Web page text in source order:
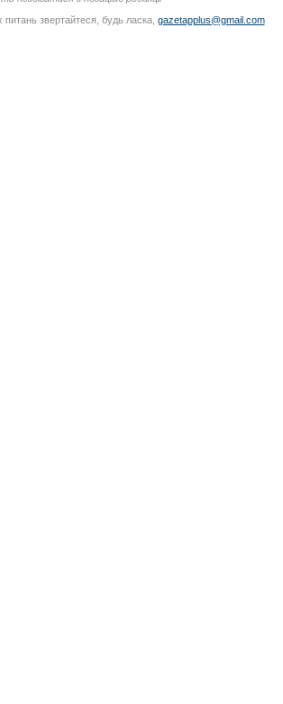
питань звертайтеся, будь ласка, gazetapplus@gmail.com